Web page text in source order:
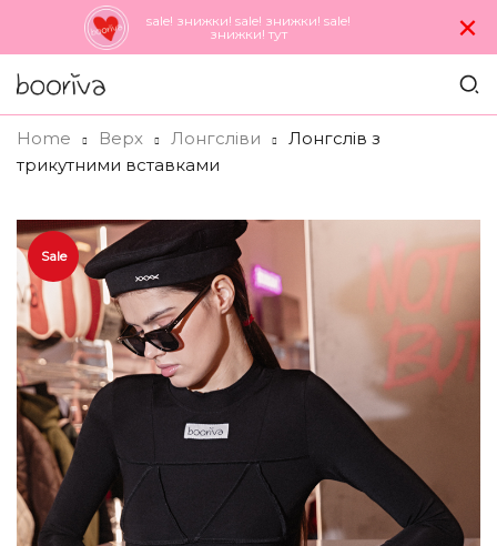
sale! знижки! sale! знижки! sale!
знижки! тут
×
Home Верх Лонгсліви
Лонгслів з
трикутними вставками
Sale